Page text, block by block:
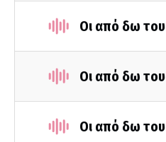
Οι από δω
Οι από δω
Οι από δω